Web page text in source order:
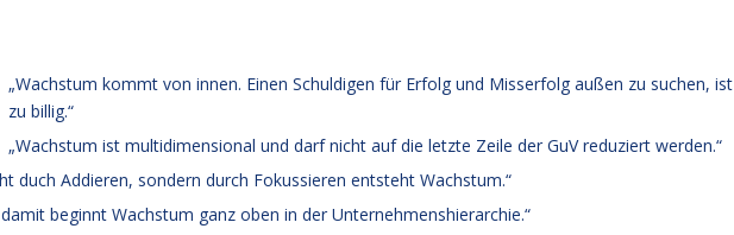
„Wachstum kommt von innen. Einen Schuldigen für Erfolg und Misserfolg außen zu suchen, ist
zu billig.“
„Wachstum ist multidimensional und darf nicht auf die letzte Zeile der GuV reduziert werden.“
duch Addieren, sondern durch Fokussieren entsteht Wachstum.“
beginnt Wachstum ganz oben in der Unternehmenshierarchie.“